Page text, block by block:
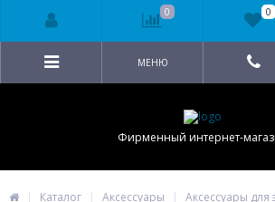
Фирменный интернет-
МЕНЮ
Каталог Аксессуары
Аксессуары для
0 0